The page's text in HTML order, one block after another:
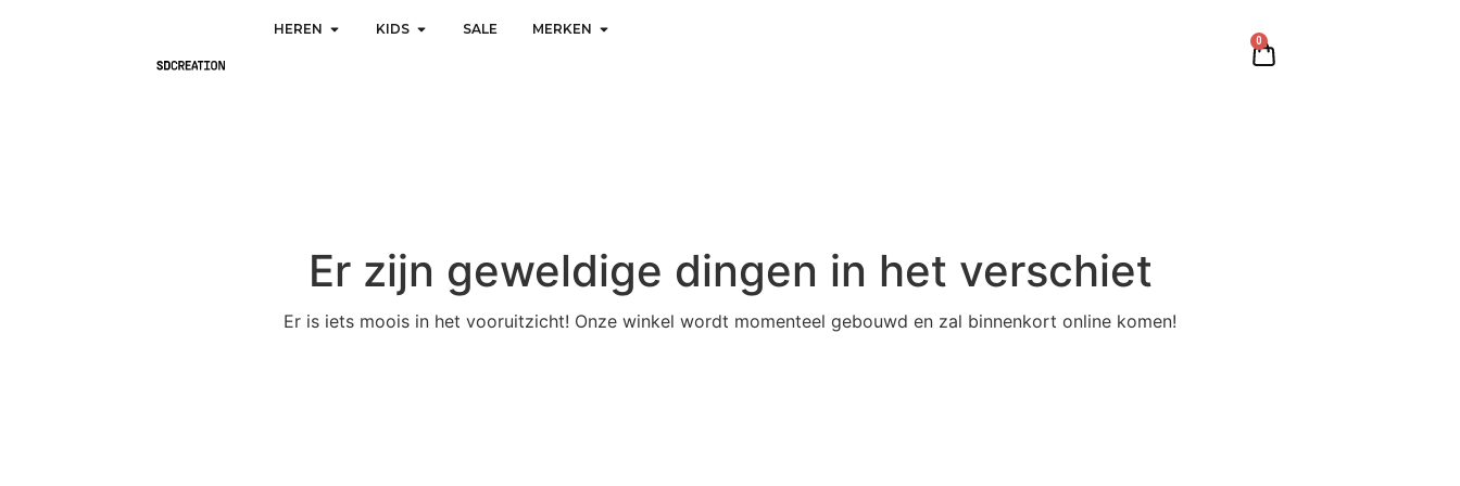
HEREN KIDS SALE MERKEN
0
Er zijn geweldige dingen in het verschiet
Er is iets moois in het vooruitzicht! Onze winkel wordt momenteel gebouwd en zal binnenkort online komen!